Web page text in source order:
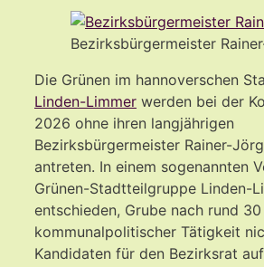
Bezirksbürgermeister
Die Grünen im hannoverschen
Linden-Limmer werden bei der
2026 ohne ihren langjährigen
Bezirksbürgermeister Rainer-
antreten. In einem sogenannten
Grünen-Stadtteilgruppe Linden-
entschieden, Grube nach rund
kommunalpolitischer Tätigkeit
Kandidaten für den Bezirksrat